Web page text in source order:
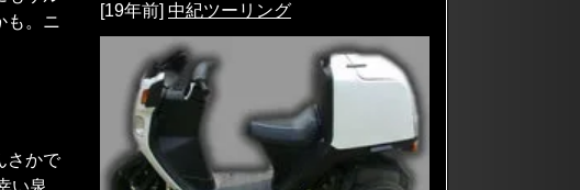
も。ニ
さかで
い泉
[19年前] 中紀ツーリング